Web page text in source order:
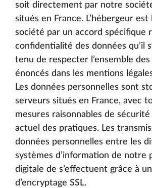
soit directement par notre
situés en France. L’hébergeur
société par un accord spécifique
confidentialité des données qu’il
tenu de respecter l’ensemble
énoncés dans les mentions
Les données personnelles sont
serveurs situés en France, avec
mesures raisonnables de sécurité
actuel des pratiques. Les
données personnelles entre les
systèmes d’information de notre
digitale de s’effectuent grâce à
d’encryptage SSL.